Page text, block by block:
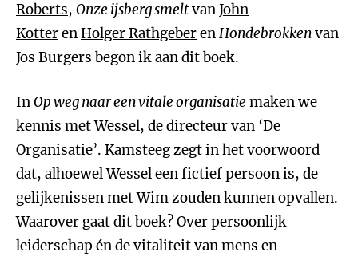
Roberts, Onze ijsberg smeltvanJohn
KotterenHolger RathgeberenHondebrokkenvan
Jos Burgers begon ik aan dit boek.
InOp weg naar een vitale organisatie maken we
kennis met Wessel, de directeur van ‘De
Organisatie’. Kamsteeg zegt in het voorwoord
dat, alhoewel Wessel een fictief persoon is, de
gelijkenissen met Wim zouden kunnen opvallen.
Waarover gaat dit boek? Over persoonlijk
leiderschap én de vitaliteit van mens en